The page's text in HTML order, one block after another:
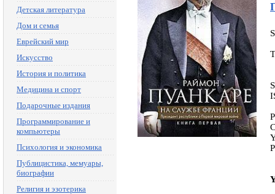
Детская литература
Дом и семья
Еврейский мир
Искусство
История и политика
Медицина и спорт
Подарочные издания
Программирование и
компьютеры
Психология и экономика
Публицистика, мемуары,
биографии
Религия и эзотерика